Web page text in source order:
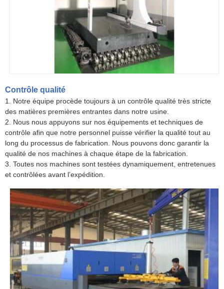
Contrôle qualité
1. Notre équipe procède toujours à un contrôle qualité très stricte
des matières premières entrantes dans notre usine.
2. Nous nous appuyons sur nos équipements et techniques de
contrôle afin que notre personnel puisse vérifier la qualité tout au
long du processus de fabrication. Nous pouvons donc garantir la
qualité de nos machines à chaque étape de la fabrication.
3. Toutes nos machines sont testées dynamiquement, entretenues
et contrôlées avant l’expédition.